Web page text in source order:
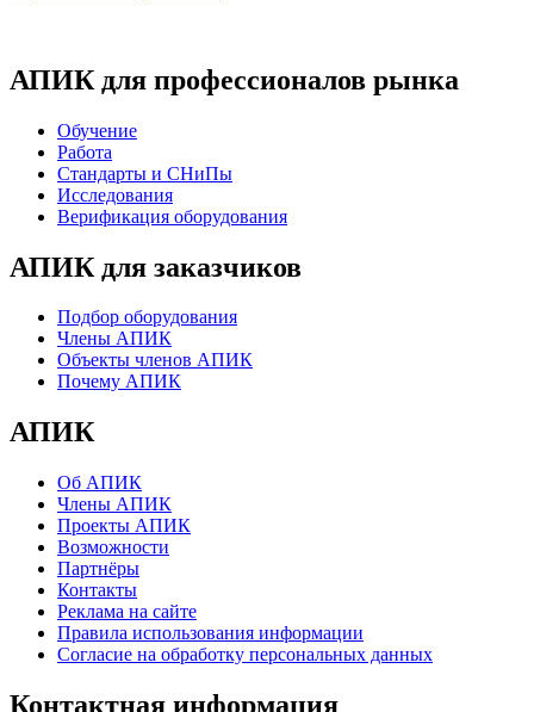
АПИК для профессионалов рынка
Обучение
Работа
Стандарты и СНиПы
Исследования
Верификация оборудования
АПИК для заказчиков
Подбор оборудования
Члены АПИК
Объекты членов АПИК
Почему АПИК
АПИК
Об АПИК
Члены АПИК
Проекты АПИК
Возможности
Партнёры
Контакты
Реклама на сайте
Правила использования информации
Согласие на обработку персональных данных
Контактная информация